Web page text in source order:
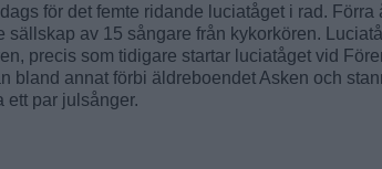
för det femte ridande luciatåget i rad. Förra
sällskap av 15 sångare från kykorkören.
precis som tidigare startar luciatåget vid
bland annat förbi äldreboendet Asken och
ett par julsånger.